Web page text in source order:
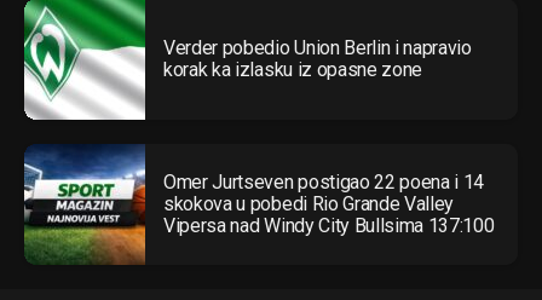
Verder pobedio Union Berlin i napravio
korak ka izlasku iz opasne zone
Omer Jurtseven postigao 22 poena i 14
skokova u pobedi Rio Grande Valley
Vipersa nad Windy City Bullsima 137:100